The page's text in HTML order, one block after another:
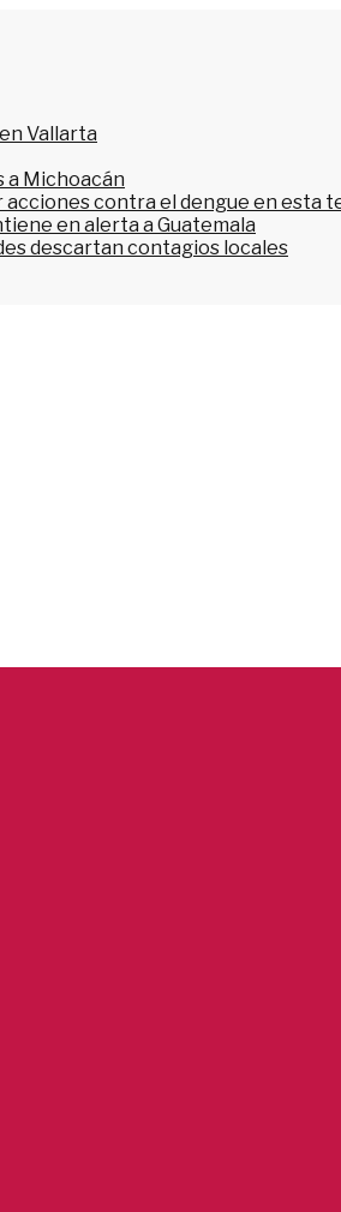
Vallarta
a Michoacán
acciones contra el dengue en esta
en alerta a Guatemala
descartan contagios locales